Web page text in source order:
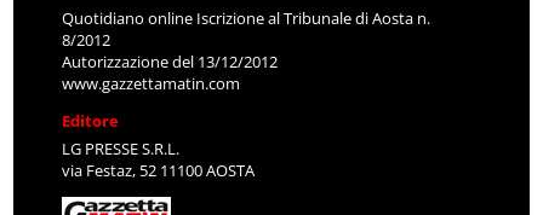
Quotidiano online Iscrizione al Tribunale di Aosta n.
8/2012
Autorizzazione del 13/12/2012
www.gazzettamatin.com
Editore
LG PRESSE S.R.L.
via Festaz, 52 11100 AOSTA